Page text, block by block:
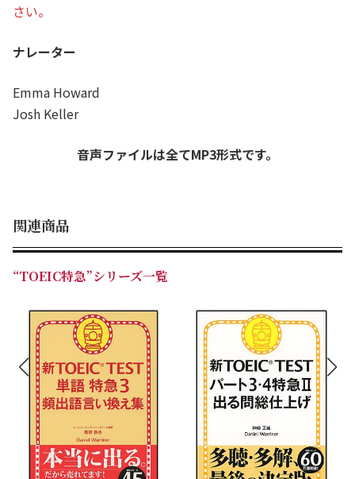
さい。
ナレーター
Emma Howard
Josh Keller
音声ファイルは全てMP3形式です。
関連商品
“TOEIC特急”シリーズ一覧